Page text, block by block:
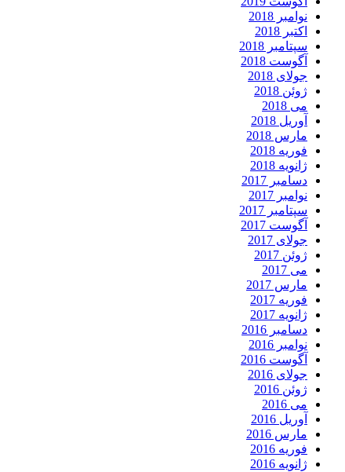
نوامبر 2018
اکتبر 2018
سپتامبر 2018
آگوست 2018
جولای 2018
ژوئن 2018
می 2018
آوریل 2018
مارس 2018
فوریه 2018
ژانویه 2018
دسامبر 2017
نوامبر 2017
سپتامبر 2017
آگوست 2017
جولای 2017
ژوئن 2017
می 2017
مارس 2017
فوریه 2017
ژانویه 2017
دسامبر 2016
نوامبر 2016
آگوست 2016
جولای 2016
ژوئن 2016
می 2016
آوریل 2016
مارس 2016
فوریه 2016
ژانویه 2016